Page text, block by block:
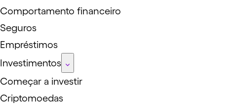
Comportamento financeiro
Seguros
Empréstimos
Investimentos
Começar a investir
Criptomoedas